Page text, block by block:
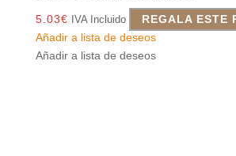
5.03€ IVA Incluido
REGALA ESTE
Añadir a lista de deseos
Añadir a lista de deseos